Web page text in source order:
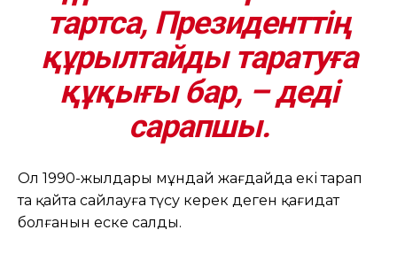
тартса, Президенттің
құрылтайды таратуға
құқығы бар, – деді
сарапшы.
Ол 1990-жылдары мұндай жағдайда екі тарап
та қайта сайлауға түсу керек деген қағидат
болғанын еске салды.